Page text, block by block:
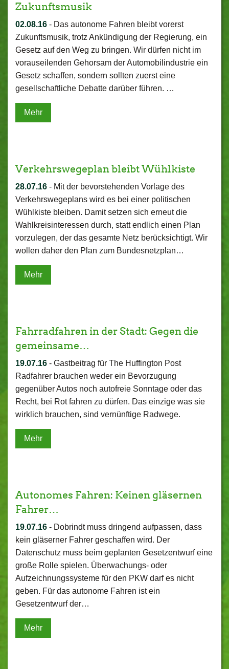
Zukunftsmusik
02.08.16 - Das autonome Fahren bleibt vorerst
Zukunftsmusik, trotz Ankündigung der Regierung, ein
Gesetz auf den Weg zu bringen. Wir dürfen nicht im
vorauseilenden Gehorsam der Automobilindustrie ein
Gesetz schaffen, sondern sollten zuerst eine
gesellschaftliche Debatte darüber führen. …
Mehr
Verkehrswegeplan bleibt Wühlkiste
28.07.16 - Mit der bevorstehenden Vorlage des
Verkehrswegeplans wird es bei einer politischen
Wühlkiste bleiben. Damit setzen sich erneut die
Wahlkreisinteressen durch, statt endlich einen Plan
vorzulegen, der das gesamte Netz berücksichtigt. Wir
wollen daher den Plan zum Bundesnetzplan…
Mehr
Fahrradfahren in der Stadt: Gegen die
gemeinsame…
19.07.16 - Gastbeitrag für The Huffington Post
Radfahrer brauchen weder ein Bevorzugung
gegenüber Autos noch autofreie Sonntage oder das
Recht, bei Rot fahren zu dürfen. Das einzige was sie
wirklich brauchen, sind vernünftige Radwege.
Mehr
Autonomes Fahren: Keinen gläsernen
Fahrer…
19.07.16 - Dobrindt muss dringend aufpassen, dass
kein gläserner Fahrer geschaffen wird. Der
Datenschutz muss beim geplanten Gesetzentwurf eine
große Rolle spielen. Überwachungs- oder
Aufzeichnungssysteme für den PKW darf es nicht
geben. Für das autonome Fahren ist ein
Gesetzentwurf der…
Mehr